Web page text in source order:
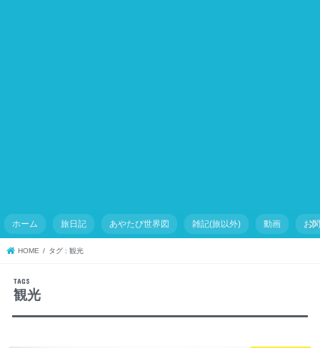
ホーム 旅日記 あやたび世界図 雑記(旅以外) 動画 お
HOME タグ : 観光
観光